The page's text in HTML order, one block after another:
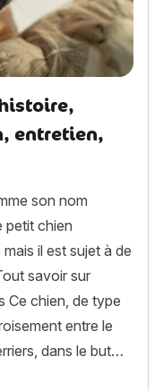
entretien,
son nom
petit chien
il est sujet à de
savoir sur
Ce chien, de type
entre le
dans le but…